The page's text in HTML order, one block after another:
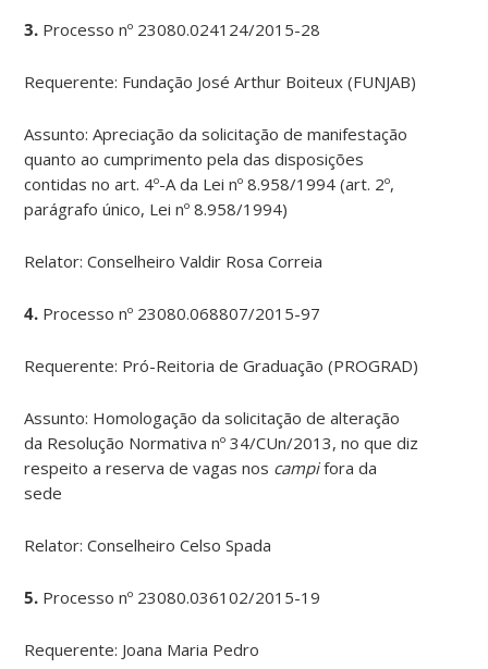
3. Processo nº 23080.024124/2015-28
Requerente: Fundação José Arthur Boiteux (FUNJAB)
Assunto: Apreciação da solicitação de manifestação
quanto ao cumprimento pela das disposições
contidas no art. 4º-A da Lei nº 8.958/1994 (art. 2º,
parágrafo único, Lei nº 8.958/1994)
Relator: Conselheiro Valdir Rosa Correia
4. Processo nº 23080.068807/2015-97
Requerente: Pró-Reitoria de Graduação (PROGRAD)
Assunto: Homologação da solicitação de alteração
da Resolução Normativa nº 34/CUn/2013, no que diz
respeito a reserva de vagas nos campifora da
sede
Relator: Conselheiro Celso Spada
5. Processo nº 23080.036102/2015-19
Requerente: Joana Maria Pedro